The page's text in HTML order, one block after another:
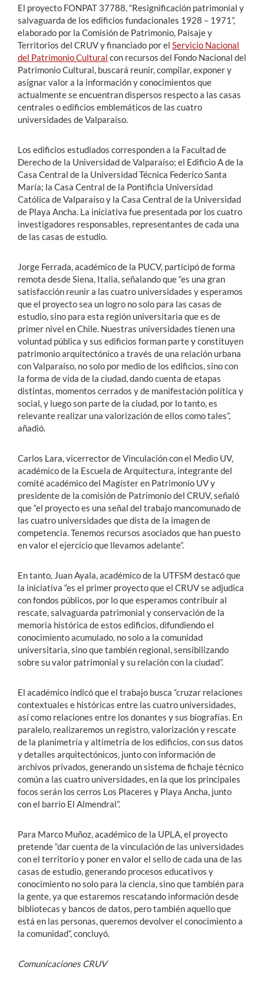
El proyecto FONPAT 37788, “Resignificación patrimonial y
salvaguarda de los edificios fundacionales 1928 – 1971”,
elaborado por la Comisión de Patrimonio, Paisaje y
Territorios del CRUV y financiado por el Servicio Nacional
del Patrimonio Cultural con recursos del Fondo Nacional del
Patrimonio Cultural, buscará reunir, compilar, exponer y
asignar valor a la información y conocimientos que
actualmente se encuentran dispersos respecto a las casas
centrales o edificios emblemáticos de las cuatro
universidades de Valparaíso.
Los edificios estudiados corresponden a la Facultad de
Derecho de la Universidad de Valparaíso; el Edificio A de la
Casa Central de la Universidad Técnica Federico Santa
María; la Casa Central de la Pontificia Universidad
Católica de Valparaíso y la Casa Central de la Universidad
de Playa Ancha. La iniciativa fue presentada por los cuatro
investigadores responsables, representantes de cada una
de las casas de estudio.
Jorge Ferrada, académico de la PUCV, participó de forma
remota desde Siena, Italia, señalando que “es una gran
satisfacción reunir a las cuatro universidades y esperamos
que el proyecto sea un logro no solo para las casas de
estudio, sino para esta región universitaria que es de
primer nivel en Chile. Nuestras universidades tienen una
voluntad pública y sus edificios forman parte y constituyen
patrimonio arquitectónico a través de una relación urbana
con Valparaíso, no solo por medio de los edificios, sino con
la forma de vida de la ciudad, dando cuenta de etapas
distintas, momentos cerrados y de manifestación política y
social, y luego son parte de la ciudad, por lo tanto, es
relevante realizar una valorización de ellos como tales”,
añadió.
Carlos Lara, vicerrector de Vinculación con el Medio UV,
académico de la Escuela de Arquitectura, integrante del
comité académico del Magíster en Patrimonio UV y
presidente de la comisión de Patrimonio del CRUV, señaló
que “el proyecto es una señal del trabajo mancomunado de
las cuatro universidades que dista de la imagen de
competencia. Tenemos recursos asociados que han puesto
en valor el ejercicio que llevamos adelante”.
En tanto, Juan Ayala, académico de la UTFSM destacó que
la iniciativa “es el primer proyecto que el CRUV se adjudica
con fondos públicos, por lo que esperamos contribuir al
rescate, salvaguarda patrimonial y conservación de la
memoria histórica de estos edificios, difundiendo el
conocimiento acumulado, no solo a la comunidad
universitaria, sino que también regional, sensibilizando
sobre su valor patrimonial y su relación con la ciudad”.
El académico indicó que el trabajo busca “cruzar relaciones
contextuales e históricas entre las cuatro universidades,
así como relaciones entre los donantes y sus biografías. En
paralelo, realizaremos un registro, valorización y rescate
de la planimetría y altimetría de los edificios, con sus datos
y detalles arquitectónicos, junto con información de
archivos privados, generando un sistema de fichaje técnico
común a las cuatro universidades, en la que los principales
focos serán los cerros Los Placeres y Playa Ancha, junto
con el barrio El Almendral”.
Para Marco Muñoz, académico de la UPLA, el proyecto
pretende “dar cuenta de la vinculación de las universidades
con el territorio y poner en valor el sello de cada una de las
casas de estudio, generando procesos educativos y
conocimiento no solo para la ciencia, sino que también para
la gente, ya que estaremos rescatando información desde
bibliotecas y bancos de datos, pero también aquello que
está en las personas, queremos devolver el conocimiento a
la comunidad”, concluyó.
Comunicaciones CRUV